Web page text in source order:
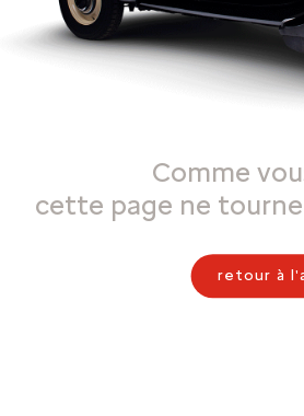
Comme
cette page ne
retour à